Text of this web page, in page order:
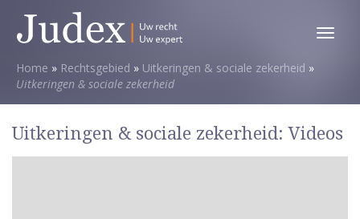
Toggle
Home » Rechtsgebied » Uitkeringen & sociale zekerheid »
Uitkeringen & sociale zekerheid
Uitkeringen & sociale zekerheid: Videos